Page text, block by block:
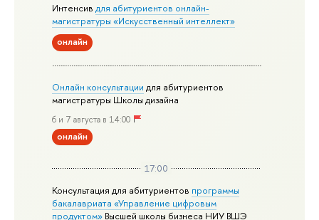
Интенсивдля абитуриентов онлайн-
магистратуры «Искусственный интеллект»
онлайн
Онлайн консультации для абитуриентов
магистратуры Школы дизайна
6 и 7 августа в 14:00
онлайн
17:00
Консультация для абитуриентов программы
бакалавриата «Управление цифровым
продуктом» Высшей школы бизнеса НИУ ВШЭ